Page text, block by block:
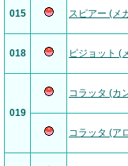
015 スピアー (メ
018 ピジョット (
019
コラッタ (カ
コラッタ (ア